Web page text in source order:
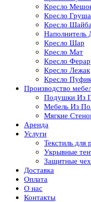
Кресло
Кресло
Кресло Шайба
Наполнитель
Кресло Шар
Кресло Мат
Кресло
Кресло Лежак
Кресло Пуфик
Производство
Подушки Из
Мебель Из
Мягкие
Аренда
Услуги
Текстиль для
Укрывные
Защитные
Доставка
Оплата
О нас
Контакты